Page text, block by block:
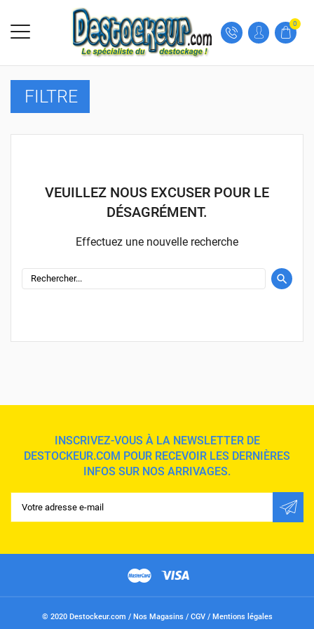
0
FILTRE
VEUILLEZ NOUS EXCUSER POUR LE
DÉSAGRÉMENT.
Effectuez une nouvelle recherche
INSCRIVEZ-VOUS À LA NEWSLETTER DE
DESTOCKEUR.COM POUR RECEVOIR LES DERNIÈRES
INFOS SUR NOS ARRIVAGES.
© 2020 Destockeur.com / Nos Magasins/ CGV/ Mentions légales